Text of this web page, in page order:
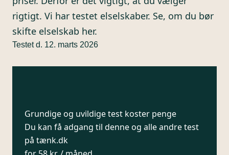
rigtigt. Vi har testet elselskaber. Se, om du bør
skifte elselskab her.
Testet d. 12. marts 2026
Grundige og uvildige test koster penge
Du kan få adgang til denne og alle andre test
på tænk.dk